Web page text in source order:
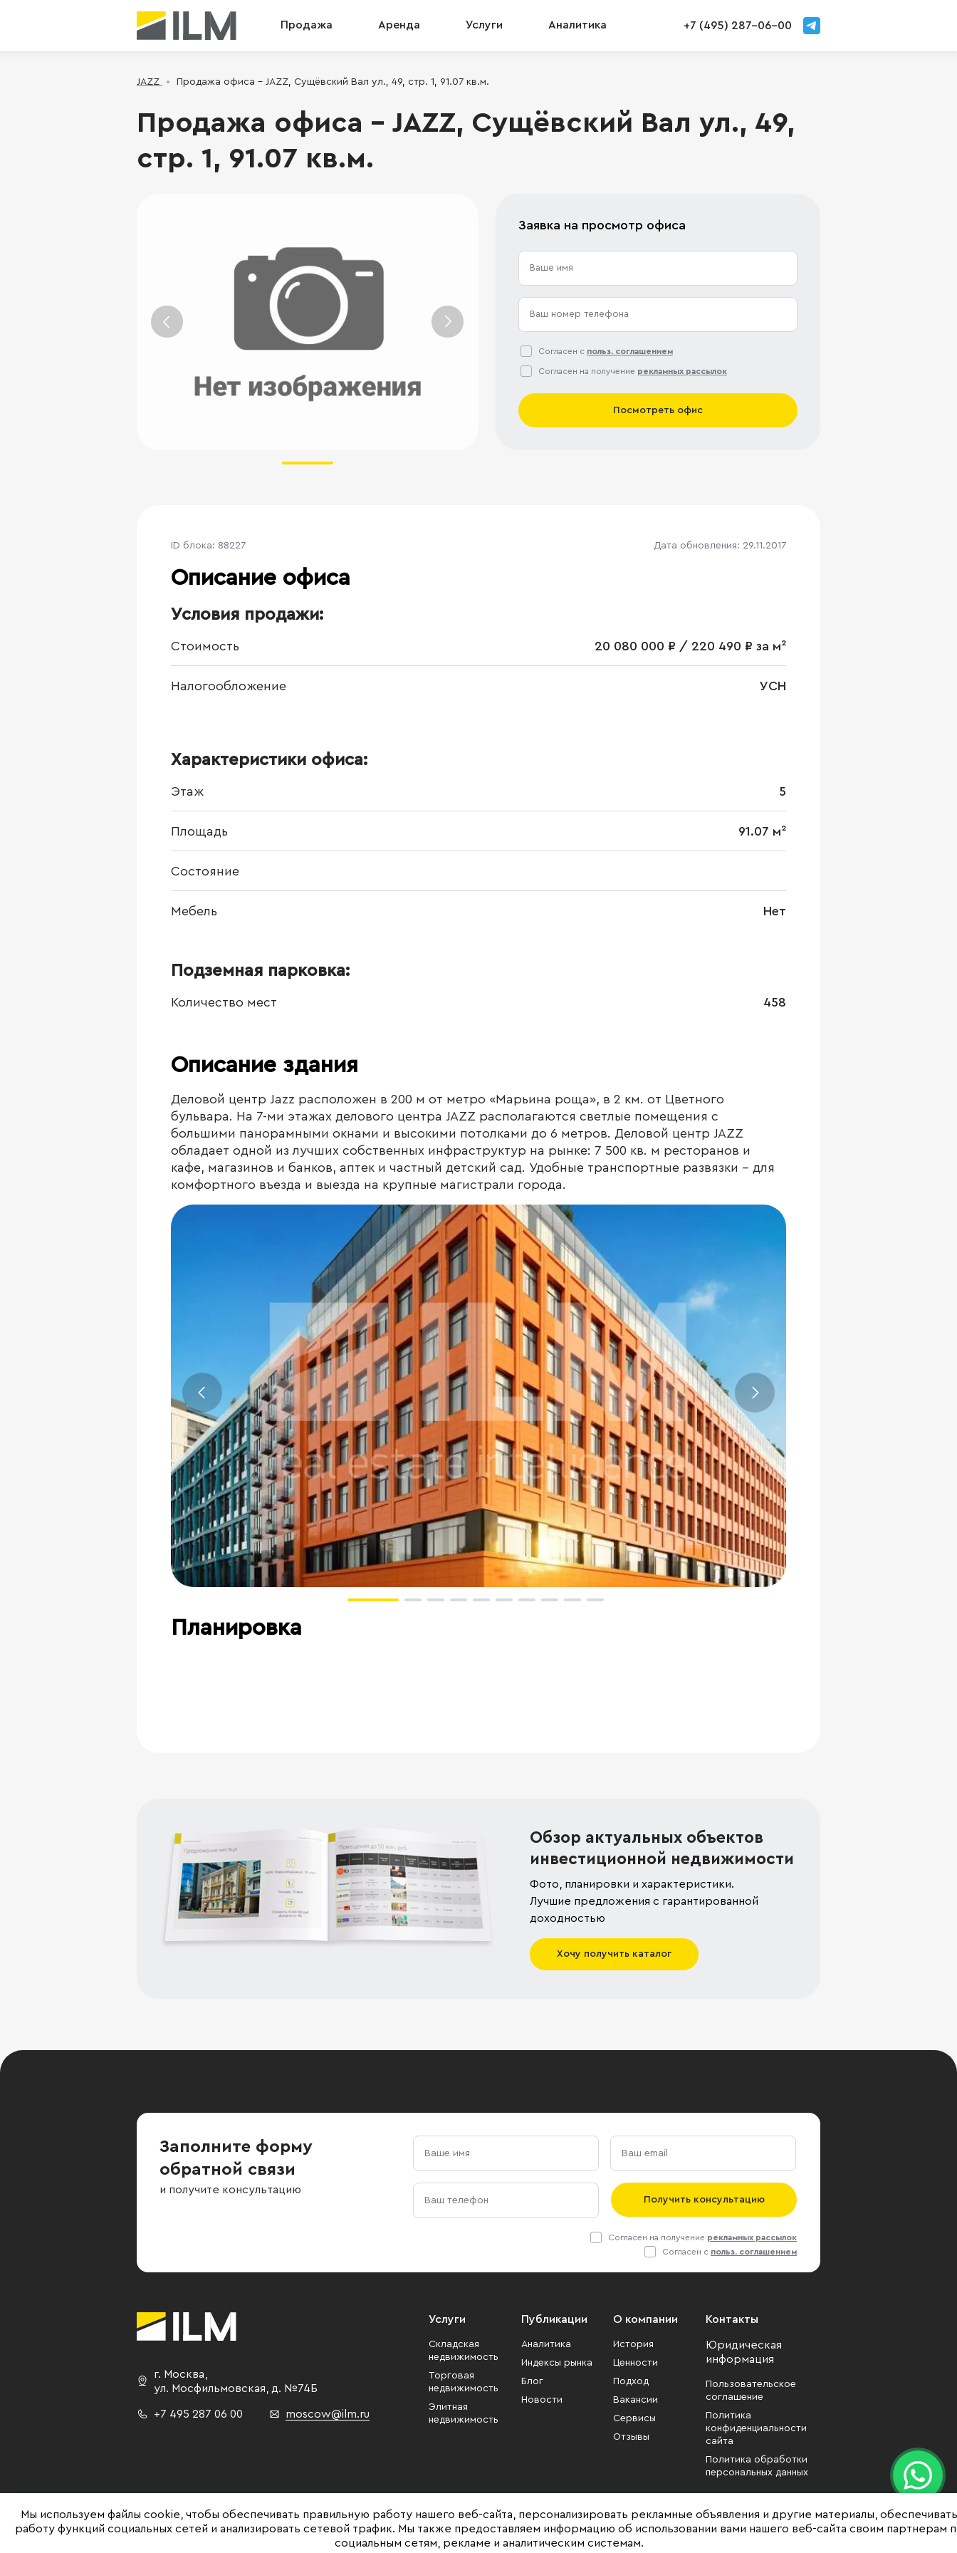
Продажа Аренда Услуги Аналитика +7 (495) 287-06-00
JAZZ Продажа офиса - JAZZ, Сущёвский Вал ул., 49, стр. 1, 91.07 кв.м.
Продажа офиса - JAZZ, Сущёвский Вал ул., 49,
стр. 1, 91.07 кв.м.
Заявка на просмотр офиса
Согласен с польз. соглашением
Согласен на получение рекламных рассылок
Посмотреть офис
ID блока: 88227 Дата обновления: 29.11.2017
Описание офиса
Условия продажи:
Стоимость 20 080 000 ₽ / 220 490 ₽ за м²
Налогообложение УСН
Характеристики офиса:
Этаж 5
Площадь 91.07 м²
Состояние
Мебель Нет
Подземная парковка:
Количество мест 458
Описание здания
Деловой центр Jazz расположен в 200 м от метро «Марьина роща», в 2 км. от Цветного
бульвара. На 7-ми этажах делового центра JAZZ располагаются светлые помещения с
большими панорамными окнами и высокими потолками до 6 метров. Деловой центр JAZZ
обладает одной из лучших собственных инфраструктур на рынке: 7 500 кв. м ресторанов и
кафе, магазинов и банков, аптек и частный детский сад. Удобные транспортные развязки – для
комфортного въезда и выезда на крупные магистрали города.
Планировка
Обзор актуальных объектов
инвестиционной недвижимости
Фото, планировки и характеристики.
Лучшие предложения с гарантированной
доходностью
Хочу получить каталог
Заполните форму
обратной связи
и получите консультацию
Получить консультацию
Согласен на получение рекламных рассылок
Согласен с польз. соглашением
г. Москва,
ул. Мосфильмовская, д. №74Б
+7 495 287 06 00 moscow@ilm.ru
Услуги
Складская
недвижимость
Торговая
недвижимость
Элитная
недвижимость
Публикации
Аналитика
Индексы рынка
Блог
Новости
О компании
История
Ценности
Подход
Вакансии
Сервисы
Отзывы
Контакты
Юридическая
информация
Пользовательское
соглашение
Политика
конфиденциальности
сайта
Политика обработки
персональных данных
Представленная на сайте информация, в т.ч. стоимости объектов, носит информационный характер
Мы используем файлы cookie, чтобы обеспечивать правильную работу нашего веб-сайта, персонализировать рекламные объявления и другие материалы, обеспечивать
работу функций социальных сетей и анализировать сетевой трафик. Мы также предоставляем информацию об использовании вами нашего веб-сайта своим партнерам
социальным сетям, рекламе и аналитическим системам.